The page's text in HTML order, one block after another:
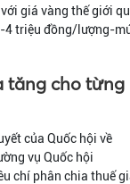
giá vàng thế giới
4 triệu đồng/lượng-
tăng cho từng
của Quốc hội về
vụ Quốc hội
chí phân chia thuế